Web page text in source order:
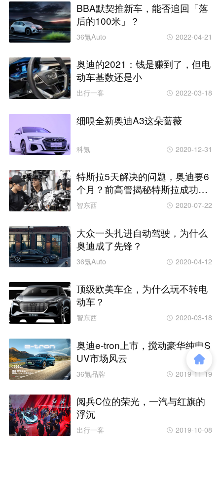
BBA默契推新车，能否追回「落
后的100米」？
36氪Auto 2022-04-21
奥迪的2021：钱是赚到了，但电
动车基数还是小
出行一客 2022-03-18
细嗅全新奥迪A3这朵蔷薇
科氪 2020-12-31
特斯拉5天解决的问题，奥迪要6
个月？前高管揭秘特斯拉成功密
码
智东西 2020-07-22
大众一头扎进自动驾驶，为什么
奥迪成了先锋？
36氪Auto 2020-04-12
顶级欧美车企，为什么玩不转电
动车？
智东西 2020-03-18
奥迪e-tron上市，搅动豪华纯电S
UV市场风云
36氪品牌 2019-11-19
阅兵C位的荣光，一汽与红旗的
浮沉
出行一客 2019-10-08